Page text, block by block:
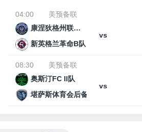
04:00
美预备联
康涅狄格州联合FC
vs
新英格兰革命B队
08:30
美预备联
奥斯汀FC II队
vs
堪萨斯体育会后备队